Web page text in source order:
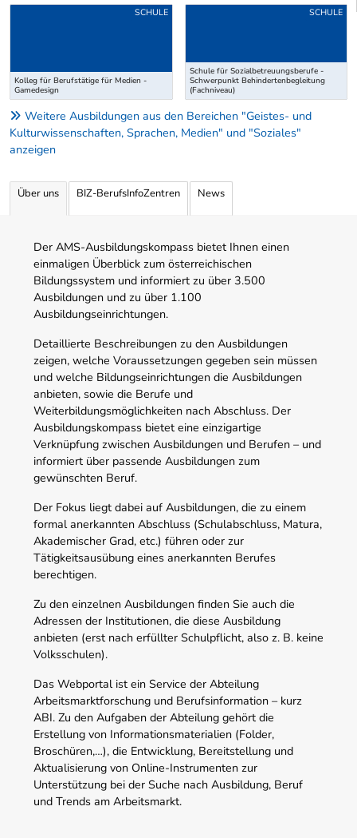
Uber weitere Ausbildungsvorschläge
Kolleg für Berufstätige für Medien -
Gamedesign
SCHULE
Schule für Sozialbetreuungsberufe -
Schwerpunkt Behindertenbegleitung
(Fachniveau)
SCHULE
Weitere Ausbildungen aus den Bereichen "Geistes- und
Kulturwissenschaften, Sprachen, Medien" und "Soziales"
anzeigen
Über uns BIZ-BerufsInfoZentren News
Der AMS-Ausbildungskompass bietet Ihnen einen
einmaligen Überblick zum österreichischen
Bildungssystem und informiert zu über 3.500
Ausbildungen und zu über 1.100
Ausbildungseinrichtungen.
Detaillierte Beschreibungen zu den Ausbildungen
zeigen, welche Voraussetzungen gegeben sein müssen
und welche Bildungseinrichtungen die Ausbildungen
anbieten, sowie die Berufe und
Weiterbildungsmöglichkeiten nach Abschluss. Der
Ausbildungskompass bietet eine einzigartige
Verknüpfung zwischen Ausbildungen und Berufen – und
informiert über passende Ausbildungen zum
gewünschten Beruf.
Der Fokus liegt dabei auf Ausbildungen, die zu einem
formal anerkannten Abschluss (Schulabschluss, Matura,
Akademischer Grad, etc.) führen oder zur
Tätigkeitsausübung eines anerkannten Berufes
berechtigen.
Zu den einzelnen Ausbildungen finden Sie auch die
Adressen der Institutionen, die diese Ausbildung
anbieten (erst nach erfüllter Schulpflicht, also z. B. keine
Volksschulen).
Das Webportal ist ein Service der Abteilung
Arbeitsmarktforschung und Berufsinformation – kurz
ABI. Zu den Aufgaben der Abteilung gehört die
Erstellung von Informationsmaterialien (Folder,
Broschüren,…), die Entwicklung, Bereitstellung und
Aktualisierung von Online-Instrumenten zur
Unterstützung bei der Suche nach Ausbildung, Beruf
und Trends am Arbeitsmarkt.